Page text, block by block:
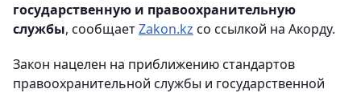
государственную и правоохранительную
службы, сообщаетZakon.kz со ссылкой на Акорду.
Закон нацелен на приближению стандартов
правоохранительной службы и государственной